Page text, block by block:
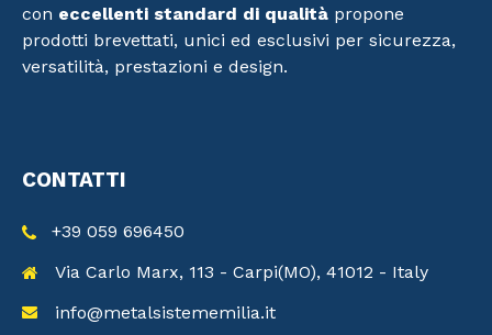
con eccellenti standard di qualità propone
prodotti brevettati, unici ed esclusivi per sicurezza,
versatilità, prestazioni e design.
CONTATTI
+39 059 696450
Via Carlo Marx, 113 - Carpi(MO), 41012 - Italy
info@metalsistememilia.it